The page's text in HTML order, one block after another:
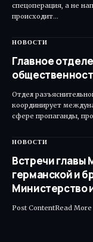
спецоперация, а не
происходит…
НОВОСТИ
Главное
Отдел
координирует
сфере пропаганды,
НОВОСТИ
Встречи главы
германской и
Министерство
Post ContentRead More ​